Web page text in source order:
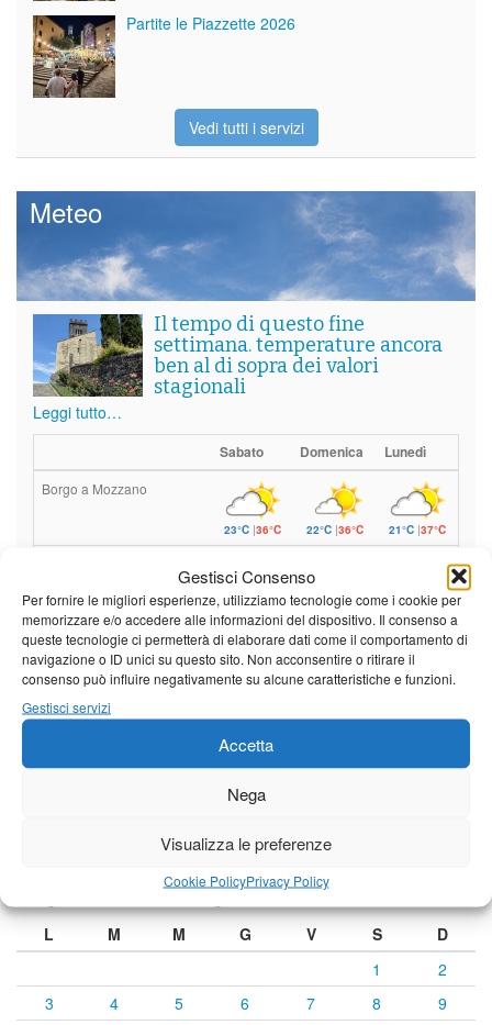
Gestisci Consenso
Per fornire le migliori esperienze, utilizziamo tecnologie come i cookie per
memorizzare e/o accedere alle informazioni del dispositivo. Il consenso a
queste tecnologie ci permetterà di elaborare dati come il comportamento di
navigazione o ID unici su questo sito. Non acconsentire o ritirare il
consenso può influire negativamente su alcune caratteristiche e funzioni.
Gestisci servizi
Accetta
Nega
Visualizza le preferenze
Cookie PolicyPrivacy Policy
Partite le Piazzette 2026
Vedi tutti i servizi
Meteo
Il tempo di questo fine
settimana. temperature ancora
ben al di sopra dei valori
stagionali
Leggi tutto…
Sabato Domenica Lunedì
Borgo a Mozzano
23°C|36°C 22°C|36°C 21°C |37°C
23°C|33°C 22°C|33°C 21°C|34°C
Castelnuovo Garfagnana
23°C|33°C 22°C|33°C 21°C|34°C
Previsioni a cura di:
Calendario eventi
L
M M G V S
D
1
2
3
4 5 6 7 8
9